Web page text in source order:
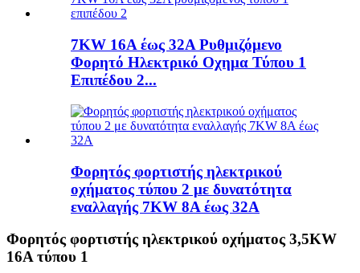
7KW 16A έως 32A Ρυθμιζόμενο
Φορητό Ηλεκτρικό Οχημα Τύπου 1
Επιπέδου 2...
Φορητός φορτιστής ηλεκτρικού
οχήματος τύπου 2 με δυνατότητα
εναλλαγής 7KW 8A έως 32A
Φορητός φορτιστής ηλεκτρικού οχήματος 3,5KW
16A τύπου 1